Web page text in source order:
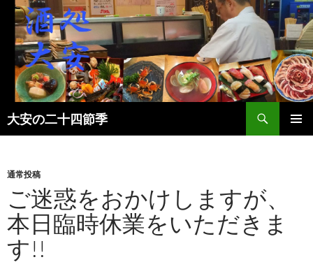
大安の二十四節季
検
索
ン
ツ
へ
ス
キ
ッ
通常投稿
ご迷惑をおかけしますが、
本日臨時休業をいただきま
す!!